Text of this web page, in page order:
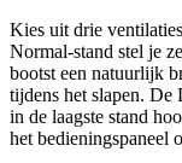
Kies uit drie
Normal-stand stel je
bootst een natuurlijk
tijdens het slapen.
in de laagste stand
het bedieningspaneel